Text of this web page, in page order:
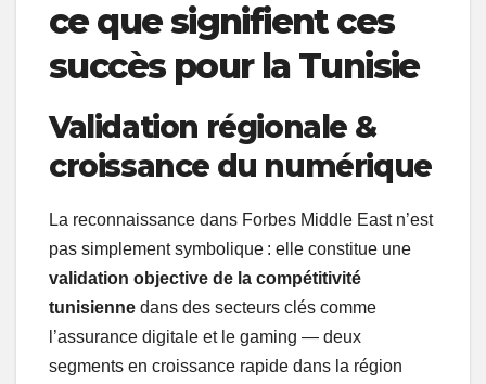
ce que signifient ces
succès pour la Tunisie
Validation régionale &
croissance du numérique
La reconnaissance dans Forbes Middle East n’est
pas simplement symbolique : elle constitue une
validation objective de la compétitivité
tunisienne dans des secteurs clés comme
l’assurance digitale et le gaming — deux
segments en croissance rapide dans la région